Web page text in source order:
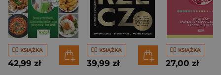
KSIĄŻKA
42,99 zł
KSIĄŻKA
39,99 zł
KSIĄŻKA
27,00 zł